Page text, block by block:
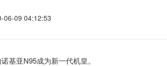
06-09 04:12:53
基亚N95成为新一代机皇。